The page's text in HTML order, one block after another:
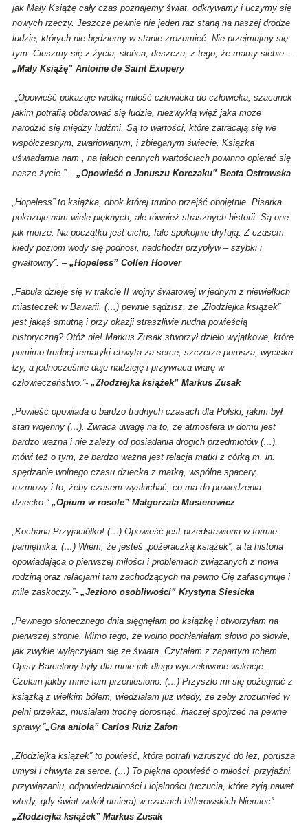
jak Mały Książę cały czas poznajemy świat, odkrywamy i uczymy się
nowych rzeczy. Jeszcze pewnie nie jeden raz staną na naszej drodze
ludzie, których nie będziemy w stanie zrozumieć. Nie przejmujmy się
tym. Cieszmy się z życia, słońca, deszczu, z tego, że mamy siebie. –
„Mały Książę” Antoine de Saint Exupery
„Opowieść pokazuje wielką miłość człowieka do człowieka, szacunek
jakim potrafią obdarować się ludzie, niezwykłą więź jaka może
narodzić się między ludźmi. Są to wartości, które zatracają się we
współczesnym, zwariowanym, i zbieganym świecie. Książka
uświadamia nam , na jakich cennych wartościach powinno opierać się
nasze życie.” – „Opowieść o Januszu Korczaku” Beata Ostrowska
„Hopeless” to książka, obok której trudno przejść obojętnie. Pisarka
pokazuje nam wiele pięknych, ale również strasznych historii. Są one
jak morze. Na początku jest cicho, fale spokojnie dryfują. Z czasem
kiedy poziom wody się podnosi, nadchodzi przypływ – szybki i
gwałtowny”. – „Hopeless” Collen Hoover
„Fabuła dzieje się w trakcie II wojny światowej w jednym z niewielkich
miasteczek w Bawarii. (…) pewnie sądzisz, że „Złodziejka książek”
jest jakąś smutną i przy okazji straszliwie nudna powieścią
historyczną? Otóż nie! Markus Zusak stworzył dzieło wyjątkowe, które
pomimo trudnej tematyki chwyta za serce, szczerze porusza, wyciska
łzy, a jednocześnie daje nadzieję i przywraca wiarę w
człowieczeństwo.”- „Złodziejka książek” Markus Zusak
„Powieść opowiada o bardzo trudnych czasach dla Polski, jakim był
stan wojenny (…). Zwraca uwagę na to, że atmosfera w domu jest
bardzo ważna i nie zależy od posiadania drogich przedmiotów (…),
mówi też o tym, że bardzo ważna jest relacja matki z córką m. in.
spędzanie wolnego czasu dziecka z matką, wspólne spacery,
rozmowy i to, żeby czasem wysłuchać, co ma do powiedzenia
dziecko.” „Opium w rosole” Małgorzata Musierowicz
„Kochana Przyjaciółko! (…) Opowieść jest przedstawiona w formie
pamiętnika. (…) Wiem, że jesteś „pożeraczką książek”, a ta historia
opowiadająca o pierwszej miłości i problemach związanych z nowa
rodziną oraz relacjami tam zachodzących na pewno Cię zafascynuje i
mile zaskoczy.”- „Jezioro osobliwości” Krystyna Siesicka
„Pewnego słonecznego dnia sięgnęłam po książkę i otworzyłam na
pierwszej stronie. Mimo tego, że wolno pochłaniałam słowo po słowie,
jak zwykle wyłączyłam się ze świata. Czytałam z zapartym tchem.
Opisy Barcelony były dla mnie jak długo wyczekiwane wakacje.
Czułam jakby mnie tam przeniesiono. (…) Przyszło mi się pożegnać z
książką z wielkim bólem, wiedziałam już wtedy, że żeby zrozumieć w
pełni przekaz, musiałam trochę dorosnąć, inaczej spojrzeć na pewne
sprawy.”„Gra anioła” Carlos Ruiz Zafon
„Złodziejka książek” to powieść, która potrafi wzruszyć do łez, porusza
umysł i chwyta za serce. (…) To piękna opowieść o miłości, przyjaźni,
przywiązaniu, odpowiedzialności i lojalności (uczucia, które żyją nawet
wtedy, gdy świat wokół umiera) w czasach hitlerowskich Niemiec”.
„Złodziejka książek” Markus Zusak